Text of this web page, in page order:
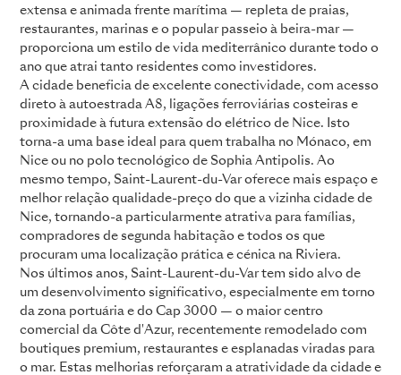
extensa e animada frente marítima — repleta de praias,
restaurantes, marinas e o popular passeio à beira-mar —
proporciona um estilo de vida mediterrânico durante todo o
ano que atrai tanto residentes como investidores.
A cidade beneficia de excelente conectividade, com acesso
direto à autoestrada A8, ligações ferroviárias costeiras e
proximidade à futura extensão do elétrico de Nice. Isto
torna-a uma base ideal para quem trabalha no Mónaco, em
Nice ou no polo tecnológico de Sophia Antipolis. Ao
mesmo tempo, Saint-Laurent-du-Var oferece mais espaço e
melhor relação qualidade-preço do que a vizinha cidade de
Nice, tornando-a particularmente atrativa para famílias,
compradores de segunda habitação e todos os que
procuram uma localização prática e cénica na Riviera.
Nos últimos anos, Saint-Laurent-du-Var tem sido alvo de
um desenvolvimento significativo, especialmente em torno
da zona portuária e do Cap 3000 — o maior centro
comercial da Côte d'Azur, recentemente remodelado com
boutiques premium, restaurantes e esplanadas viradas para
o mar. Estas melhorias reforçaram a atratividade da cidade e